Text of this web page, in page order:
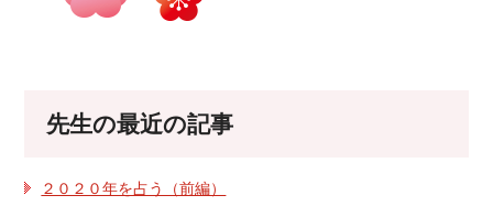
先生の最近の記事
２０２０年を占う（前編）